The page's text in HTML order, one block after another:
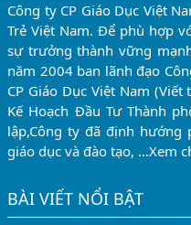
Công ty CP Giáo Dục Việt
Trẻ Việt Nam. Để phù hợp
sự trưởng thành vững
năm 2004 ban lãnh đạo
CP Giáo Dục Việt Nam
Kế Hoạch Đầu Tư Thành
lập,Công ty đã định
giáo dục và đào tạo, …Xem
BÀI VIẾT NỔI BẬT